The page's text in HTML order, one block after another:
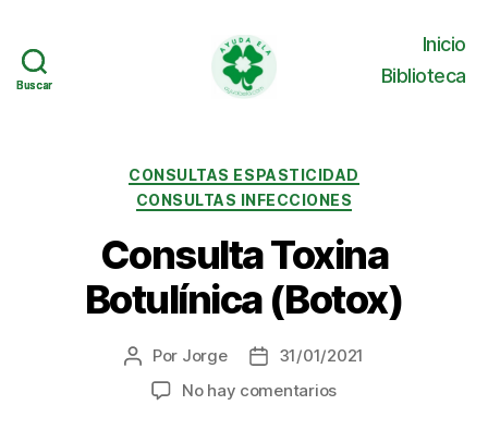
Buscar
Inicio
Biblioteca
Buscar
Categorías
CONSULTAS ESPASTICIDAD
CONSULTAS INFECCIONES
Consulta Toxina
Botulínica (Botox)
Autor
de
Por Jorge
Fecha31/01/2021
No hay comentariosen